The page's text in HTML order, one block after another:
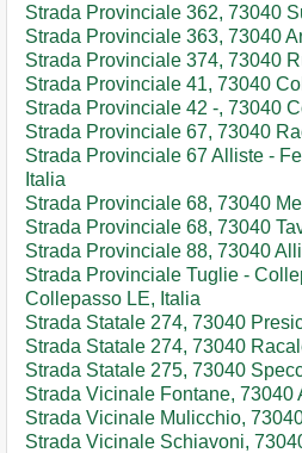
Strada Provinciale 362, 73040
Strada Provinciale 363, 73040
Strada Provinciale 374, 73040
Strada Provinciale 41, 73040
Strada Provinciale 42 -, 73040
Strada Provinciale 67, 73040
Strada Provinciale 67 Alliste -
Italia
Strada Provinciale 68, 73040
Strada Provinciale 68, 73040
Strada Provinciale 88, 73040
Strada Provinciale Tuglie -
Collepasso LE, Italia
Strada Statale 274, 73040
Strada Statale 274, 73040
Strada Statale 275, 73040
Strada Vicinale Fontane, 73040
Strada Vicinale Mulicchio,
Strada Vicinale Schiavoni,